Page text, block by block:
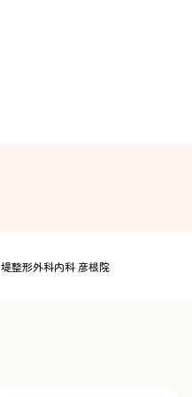
堤整形外科内科 彦根院